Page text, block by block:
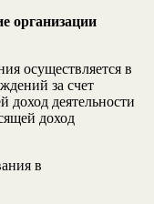
организации
осуществляется в
за счет
доход деятельности
доход
в